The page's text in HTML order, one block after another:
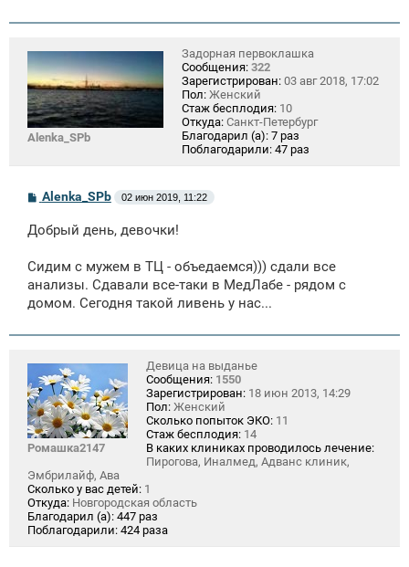
Alenka_SPb
Задорная первоклашка
Сообщения: 322
Зарегистрирован: 03 авг 2018, 17:02
Пол: Женский
Стаж бесплодия: 10
Откуда: Санкт-Петербург
Благодарил (а): 7 раз
Поблагодарили: 47 раз
С
о
б
н
и
Alenka_SPb 02 июн 2019, 11:22
Добрый день, девочки!
Сидим с мужем в ТЦ - объедаемся))) сдали все
анализы. Сдавали все-таки в МедЛабе - рядом с
домом. Сегодня такой ливень у нас...
Ромашка2147
Девица на выданье
Сообщения: 1550
Зарегистрирован: 18 июн 2013, 14:29
Пол: Женский
Сколько попыток ЭКО: 11
Стаж бесплодия: 14
В каких клиниках проводилось лечение:
Пирогова, Иналмед, Адванс клиник,
Эмбрилайф, Ава
Сколько у вас детей: 1
Откуда: Новгородская область
Благодарил (а): 447 раз
Поблагодарили: 424 раза